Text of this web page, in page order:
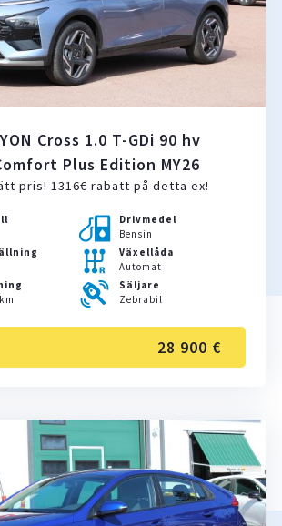
Cross 1.0 T-GDi 90 hv
Plus Edition MY26
pris! 1316€ rabatt på detta ex!
Drivmedel
Bensin
Växellåda
Automat
Säljare
Zebrabil
28 900 €